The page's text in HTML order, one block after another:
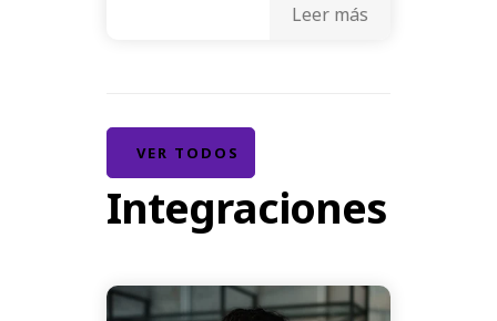
Leer más
VER TODOS
Integraciones